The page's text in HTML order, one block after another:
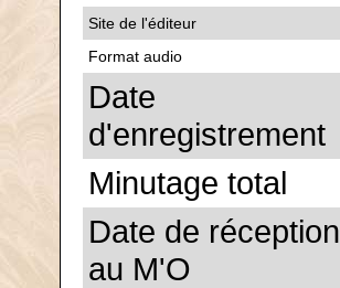
Site de l'éditeur
Format audio
Date
d'enregistrement
Minutage total
Date de réception
au M'O